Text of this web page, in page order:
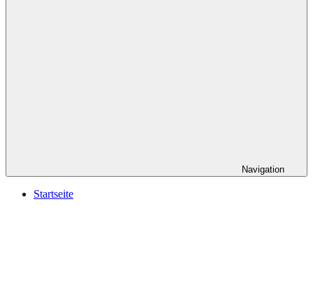
Navigation
Startseite